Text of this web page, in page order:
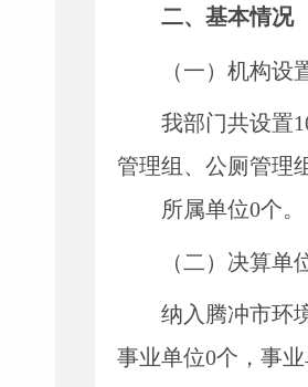
二、 基本情况
（一）机构设
我部门共设置
管理组、公厕管理
所属单位0个。
（二）决算单
纳入 腾冲市环
事业单位0个，事